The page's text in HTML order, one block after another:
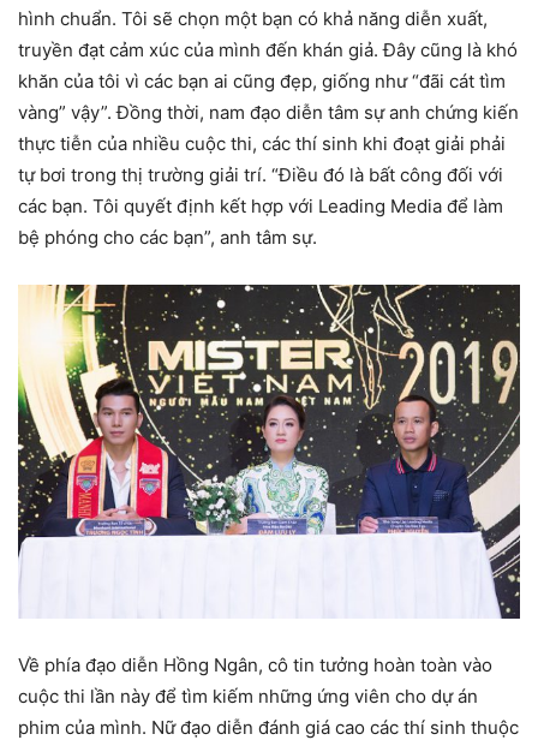
hình chuẩn. Tôi sẽ chọn một bạn có khả năng diễn xuất,
truyền đạt cảm xúc của mình đến khán giả. Đây cũng là khó
khăn của tôi vì các bạn ai cũng đẹp, giống như “đãi cát tìm
vàng” vậy”. Đồng thời, nam đạo diễn tâm sự anh chứng kiến
thực tiễn của nhiều cuộc thi, các thí sinh khi đoạt giải phải
tự bơi trong thị trường giải trí. “Điều đó là bất công đối với
các bạn. Tôi quyết định kết hợp với Leading Media để làm
bệ phóng cho các bạn”, anh tâm sự.
Về phía đạo diễn Hồng Ngân, cô tin tưởng hoàn toàn vào
cuộc thi lần này để tìm kiếm những ứng viên cho dự án
phim của mình. Nữ đạo diễn đánh giá cao các thí sinh thuộc